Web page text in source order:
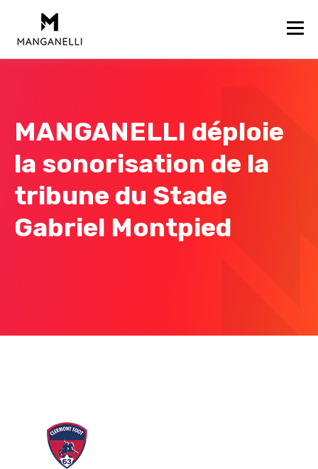
MANGANELLI déploie
la sonorisation de la
tribune du Stade
Gabriel Montpied